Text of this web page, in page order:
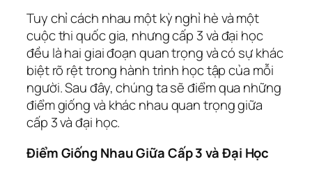
Tuy chỉ cách nhau một kỳ nghỉ hè và một
cuộc thi quốc gia, nhưng cấp 3 và đại học
đều là hai giai đoạn quan trọng và có sự khác
biệt rõ rệt trong hành trình học tập của mỗi
người. Sau đây, chúng ta sẽ điểm qua những
điểm giống và khác nhau quan trọng giữa
cấp 3 và đại học.
Điểm Giống Nhau Giữa Cấp 3 và Đại Học